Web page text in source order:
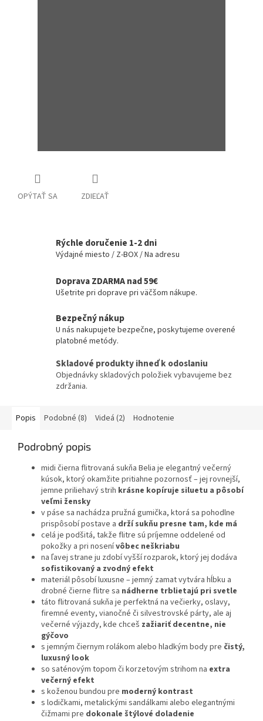
OPÝTAŤ SA ZDIEĽAŤ
Rýchle doručenie 1-2 dni
Výdajné miesto / Z-BOX / Na adresu
Doprava ZDARMA nad 59€
Ušetrite pri doprave pri väčšom nákupe.
Bezpečný nákup
U nás nakupujete bezpečne, poskytujeme overené
platobné metódy.
Skladové produkty ihneď k odoslaniu
Objednávky skladových položiek vybavujeme bez
zdržania.
Popis Podobné (8) Videá (2) Hodnotenie
Podrobný popis
midi čierna flitrovaná sukňa Belia je elegantný večerný
kúsok, ktorý okamžite pritiahne pozornosť – jej rovnejší,
jemne priliehavý strih krásne kopíruje siluetu a pôsobí
veľmi žensky
v páse sa nachádza pružná gumička, ktorá sa pohodlne
prispôsobí postave a drží sukňu presne tam, kde má
celá je podšitá, takže flitre sú príjemne oddelené od
pokožky a pri nosenívôbec neškriabu
na ľavej strane ju zdobí vyšší rozparok, ktorý jej dodáva
sofistikovaný a zvodný efekt
materiál pôsobí luxusne – jemný zamat vytvára hĺbku a
drobné čierne flitre sa nádherne trblietajú pri svetle
táto flitrovaná sukňa je perfektná na večierky, oslavy,
firemné eventy, vianočné či silvestrovské párty, ale aj
večerné výjazdy, kde chceš zažiariť decentne, nie
gýčovo
s jemným čiernym rolákom alebo hladkým body pre čistý,
luxusný look
so saténovým topom či korzetovým strihom na extra
večerný efekt
s koženou bundou pre moderný kontrast
s lodičkami, metalickými sandálkami alebo elegantnými
čižmami pre dokonale štýlové doladenie